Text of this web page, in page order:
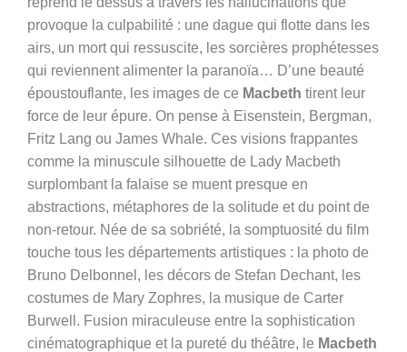
provoque la culpabilité : une dague qui flotte dans les
airs, un mort qui ressuscite, les sorcières prophétesses
qui reviennent alimenter la paranoïa… D’une beauté
époustouflante, les images de ce Macbeth tirent leur
force de leur épure. On pense à Eisenstein, Bergman,
Fritz Lang ou James Whale. Ces visions frappantes
comme la minuscule silhouette de Lady Macbeth
surplombant la falaise se muent presque en
abstractions, métaphores de la solitude et du point de
non-retour. Née de sa sobriété, la somptuosité du film
touche tous les départements artistiques : la photo de
Bruno Delbonnel, les décors de Stefan Dechant, les
costumes de Mary Zophres, la musique de Carter
Burwell. Fusion miraculeuse entre la sophistication
cinématographique et la pureté du théâtre, le Macbeth